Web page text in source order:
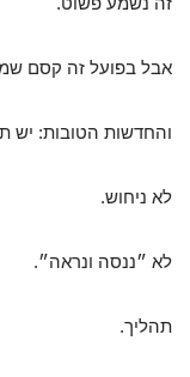
אבל בפועל זה קסם
והחדשות הטובות: יש
לא ניחוש.
לא ״ננסה ונראה״.
תהליך.